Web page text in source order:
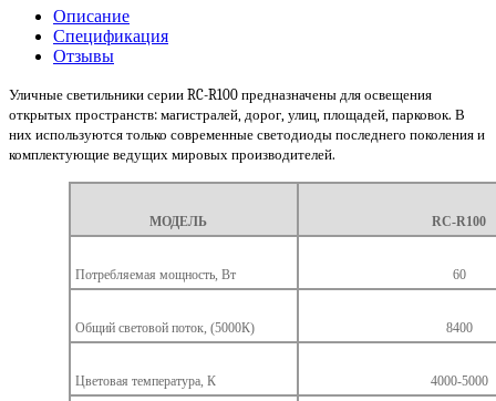
Описание
Спецификация
Отзывы
Уличные светильники серии RC-R100 предназначены для освещения
открытых пространств: магистралей, дорог, улиц, площадей, парковок. В
них используются только современные светодиоды последнего поколения и
комплектующие ведущих мировых производителей.
МОДЕЛЬ RC-R100
Потребляемая мощность, Вт 60
Общий световой поток, (5000К) 8400
Цветовая температура, К 4000-5000